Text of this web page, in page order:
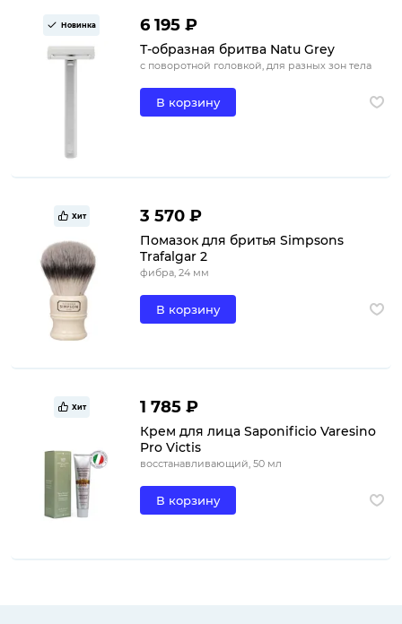
Новинка 6 195 ₽
Т-образная бритва Natu Grey
с поворотной головкой, для разных зон тела
В корзину
Хит 3 570 ₽
Помазок для бритья Simpsons
Trafalgar 2
фибра, 24 мм
В корзину
Хит 1 785 ₽
Крем для лица Saponificio Varesino
Pro Victis
восстанавливающий, 50 мл
В корзину